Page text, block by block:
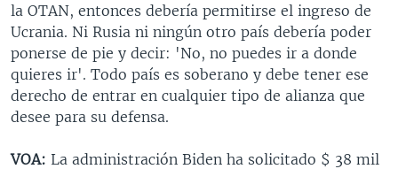
la OTAN, entonces debería permitirse el ingreso de
Ucrania. Ni Rusia ni ningún otro país debería poder
ponerse de pie y decir: 'No, no puedes ir a donde
quieres ir'. Todo país es soberano y debe tener ese
derecho de entrar en cualquier tipo de alianza que
desee para su defensa.
VOA: La administración Biden ha solicitado $ 38 mil